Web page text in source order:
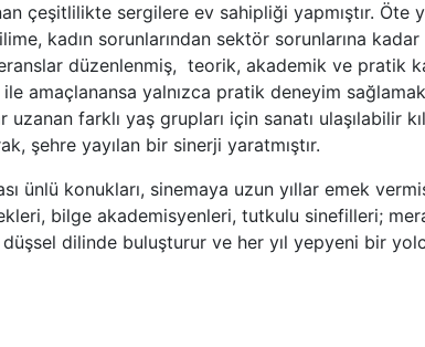
çeşitlilikte sergilere ev sahipliği yapmıştır. Öte
kadın sorunlarından sektör sorunlarına
düzenlenmiş, teorik, akademik ve pratik
amaçlanansa yalnızca pratik deneyim
farklı yaş grupları için sanatı ulaşılabilir
şehre yayılan bir sinerji yaratmıştır.
ünlü konukları, sinemaya uzun yıllar emek
bilge akademisyenleri, tutkulu sinefilleri;
dilinde buluşturur ve her yıl yepyeni bir